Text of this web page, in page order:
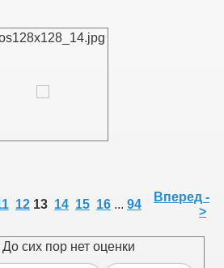
12 13 14 15 16 ... 94
Вперед -
>
сих пор нет оценки